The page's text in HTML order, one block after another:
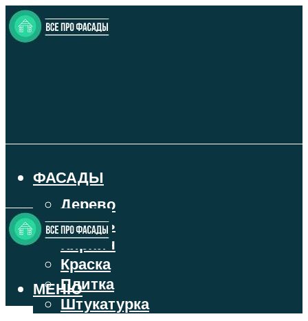
ФАСАДЫ
Дерево
Камень
Кирпич
Краска
Плитка
Штукатурка
МЕНЮ